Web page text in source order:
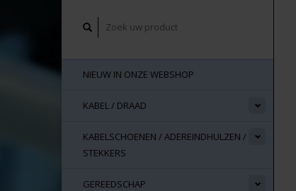
NIEUW IN ONZE WEBSHOP
KABEL / DRAAD
KABELSCHOENEN / ADEREINDHULZEN /
STEKKERS
GEREEDSCHAP